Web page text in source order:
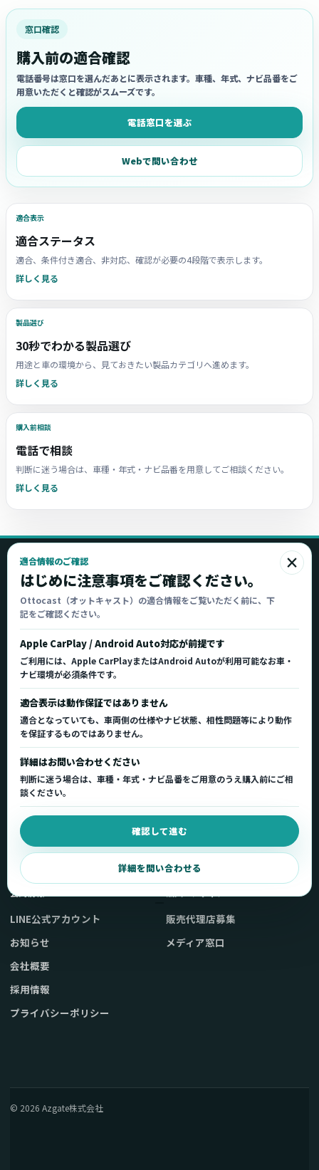
窓口確認
購入前の適合確認
電話番号は窓口を選んだあとに表示されます。車種、年式、ナビ品番をご
用意いただくと確認がスムーズです。
電話窓口を選ぶ
Webで問い合わせ
適合表示
適合ステータス
適合、条件付き適合、非対応、確認が必要の4段階で表示します。
詳しく見る
製品選び
30秒でわかる製品選び
用途と車の環境から、見ておきたい製品カテゴリへ進めます。
詳しく見る
購入前相談
電話で相談
判断に迷う場合は、車種・年式・ナビ品番を用意してご相談ください。
詳しく見る
×
適合情報のご確認
はじめに注意事項をご確認ください。
Ottocast（オットキャスト）の適合情報をご覧いただく前に、下
記をご確認ください。
Apple CarPlay / Android Auto対応が前提です
ご利用には、Apple CarPlayまたはAndroid Autoが利用可能なお車・
ナビ環境が必須条件です。
適合表示は動作保証ではありません
適合となっていても、車両側の仕様やナビ状態、相性問題等により動作
を保証するものではありません。
詳細はお問い合わせください
判断に迷う場合は、車種・年式・ナビ品番をご用意のうえ購入前にご相
談ください。
確認して進む
詳細を問い合わせる
Ottocast
オットキャスト
Ottocast正規販売代理店 Azgate株式会社
Ottocast（オットキャスト）の製品情報、車種適
合、サポート情報を日本国内向けに整理してご案内し
ます。
正規販売代理店 車種適合情報 国内サポート窓口
製品を探す
製品一覧
車種適合を確認
用途から製品を選ぶ
取扱店舗・購入先
弊社販売ストアへ
Q&A・症状別サポート
起動不良復旧サービス
公式情報
LINE公式アカウント
お知らせ
会社概要
採用情報
プライバシーポリシー
販売代理店募集
メディア窓口
© 2026 Azgate株式会社